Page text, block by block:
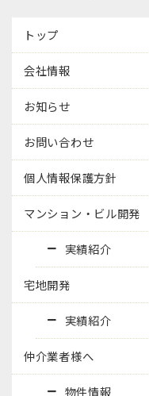
トップ
会社情報
お知らせ
お問い合わせ
個人情報保護方針
マンション・ビル開発
実績紹介
宅地開発
実績紹介
仲介業者様へ
物件情報